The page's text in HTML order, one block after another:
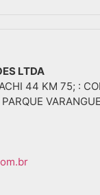
LTDA
44 KM 75; :